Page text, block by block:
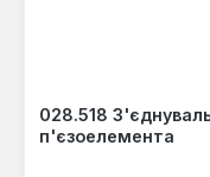
028.518
п'єзоелемента